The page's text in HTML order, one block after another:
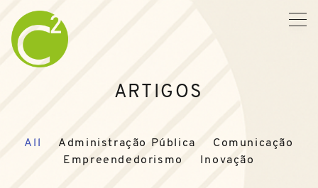
ARTIGOS
All Administração Pública
Comunicação
Empreendedorismo
Inovação